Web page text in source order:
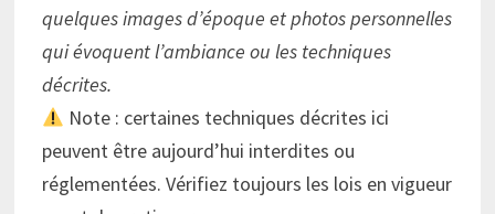
quelques images d’époque et photos personnelles
qui évoquent l’ambiance ou les techniques
décrites.
Note : certaines techniques décrites ici
peuvent être aujourd’hui interdites ou
réglementées. Vérifiez toujours les lois en vigueur